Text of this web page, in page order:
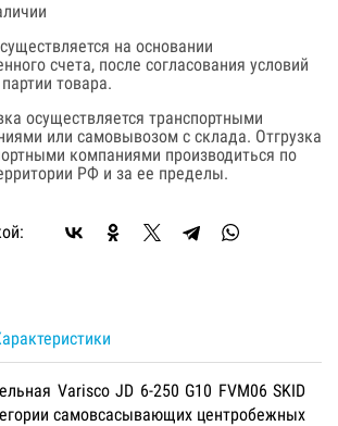
на основании
счета, после согласования условий
товара.
осуществляется транспортными
или самовывозом с склада. Отгрузка
компаниями производиться по
РФ и за ее пределы.
Varisco JD 6-250 G10 FVM06 SKID
самовсасывающих центробежных